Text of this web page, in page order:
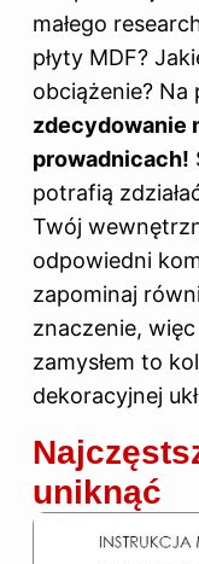
małego
płyty MDF?
obciążenie? Na
zdecydowanie
prowadnicach!
potrafią
Twój
odpowiedni
zapominaj
znaczenie,
zamysłem to
dekoracyjnej
uniknąć